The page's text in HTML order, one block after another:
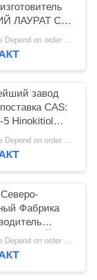
ЛАУРАТ CAS
4 Для
на складе
Negotiate Depend on order quantity MOQ:25KGS
завод
CAS:
5 Hinokitiol
Info@Leader- Negotiate Depend on order quantity MOQ:25KG
Фабрика
НОДИЙ
СТЕАРОЙЛ
Negotiate Depend on order quantity MOQ:25KGS